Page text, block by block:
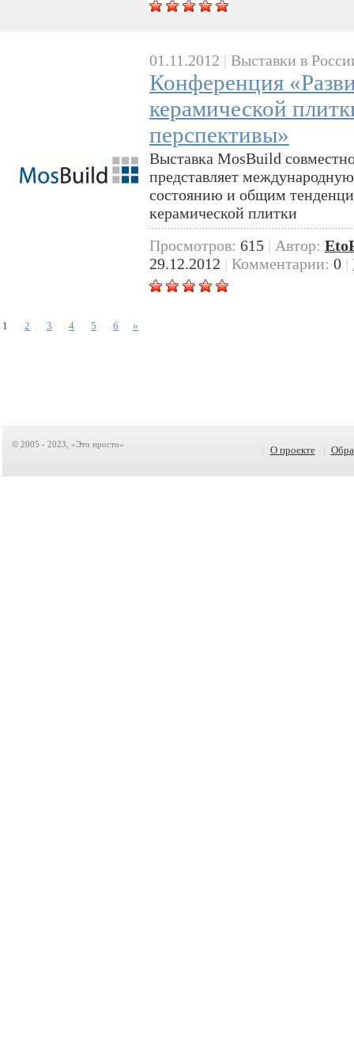
01.11.2012 | Выставки в
Конференция
керамической
перспективы»
Выставка MosBuild
представляет
состоянию и общим
керамической плитки
Просмотров: 615 | Автор:
29.12.2012 | Комментарии: 0 |
1 2 3 4 5 6 »
© 2005 - 2023, «Это просто» О проекте